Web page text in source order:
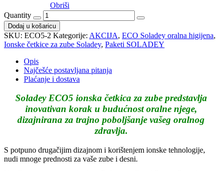
Obriši
Quantity
Dodaj u košaricu
SKU: ECO5-2 Kategorije: AKCIJA, ECO Soladey oralna higijena,
Ionske četkice za zube Soladey, Paketi SOLADEY
Opis
Najčešće postavljana pitanja
Plaćanje i dostava
Soladey ECO5 ionska četkica za zube predstavlja
inovativan korak u budućnost oralne njege,
dizajnirana za trajno poboljšanje vašeg oralnog
zdravlja.
S potpuno drugačijim dizajnom i korištenjem ionske tehnologije,
nudi mnoge prednosti za vaše zube i desni.